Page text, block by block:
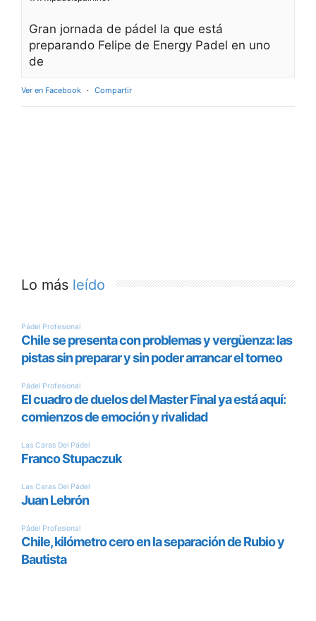
Gran jornada de pádel la que está
preparando Felipe de Energy Padel en uno
de
Ver en Facebook · Compartir
Lo más leído